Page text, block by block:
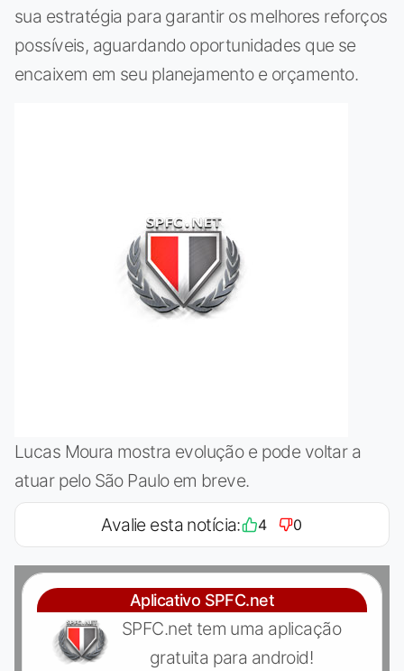
sua estratégia para garantir os melhores reforços
possíveis, aguardando oportunidades que se
encaixem em seu planejamento e orçamento.
Lucas Moura mostra evolução e pode voltar a
atuar pelo São Paulo em breve.
Avalie esta notícia: 4 0
Aplicativo SPFC.net
SPFC.net tem uma aplicação
gratuita para android!